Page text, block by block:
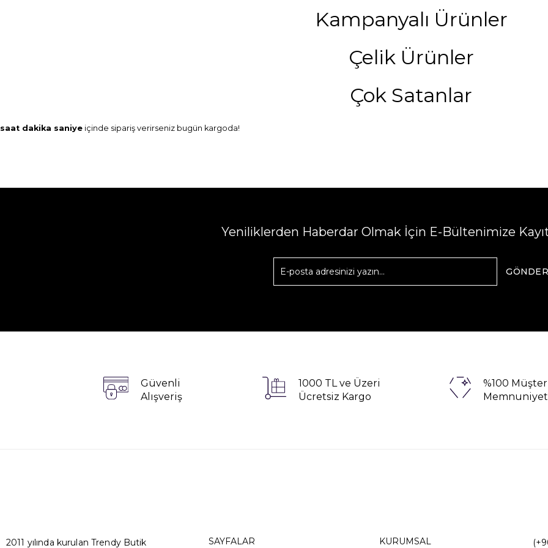
Kampanyalı Ürünler
Çelik Ürünler
Çok Satanlar
saat dakika saniye içinde sipariş verirseniz bugün kargoda!
Yeniliklerden Haberdar Olmak İçin E-Bültenimize
GÖNDER
Güvenli
Alışveriş
1000 TL ve Üzeri
Ücretsiz Kargo
%100
2011 yılında kurulan Trendy Butik SAYFALAR KURUMSAL